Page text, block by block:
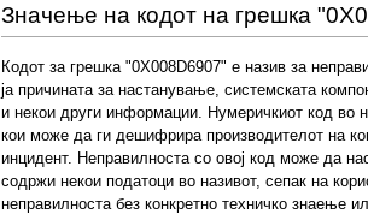
Значење на кодот на грешка
Кодот за грешка "0X008D6907" е назив за
ја причината за настанување, системската
и некои други информации. Нумеричкиот код во
кои може да ги дешифрира производителот на
инцидент. Неправилноста со овој код може да
содржи некои податоци во називот, сепак на
неправилноста без конкретно техничко знаење